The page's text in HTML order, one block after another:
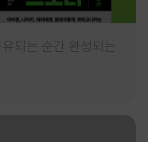
유되는 순간 완성되는